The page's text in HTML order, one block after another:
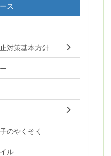
ス
対策基本方針
のやくそく
ル